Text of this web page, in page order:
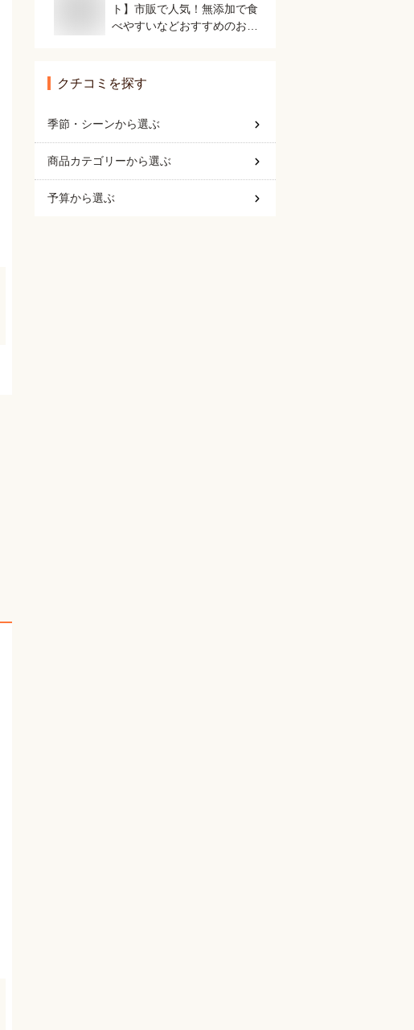
ト】市販で人気！無添加で食
べやすいなどおすすめのおや
クチコミを探す
季節・シーンから選ぶ
商品カテゴリーから選ぶ
予算から選ぶ